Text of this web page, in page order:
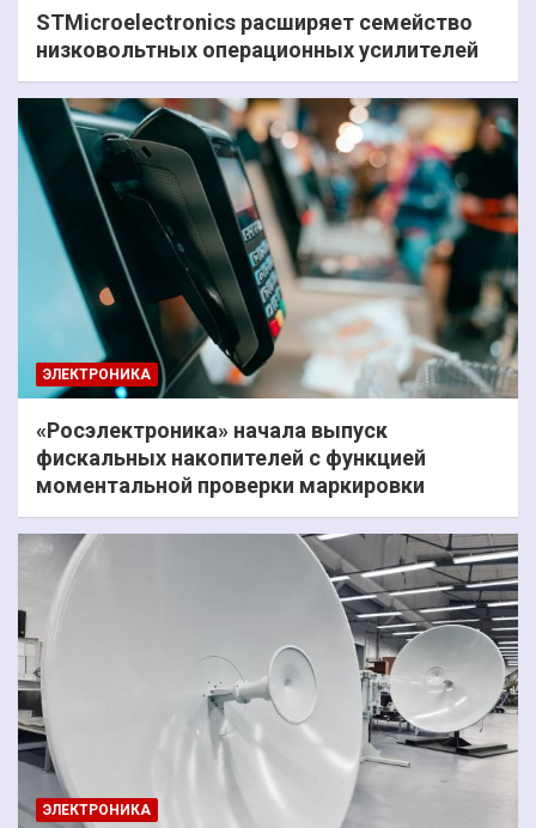
STMicroelectronics расширяет семейство
низковольтных операционных усилителей
ЭЛЕКТРОНИКА
«Росэлектроника» начала выпуск
фискальных накопителей с функцией
моментальной проверки маркировки
ЭЛЕКТРОНИКА